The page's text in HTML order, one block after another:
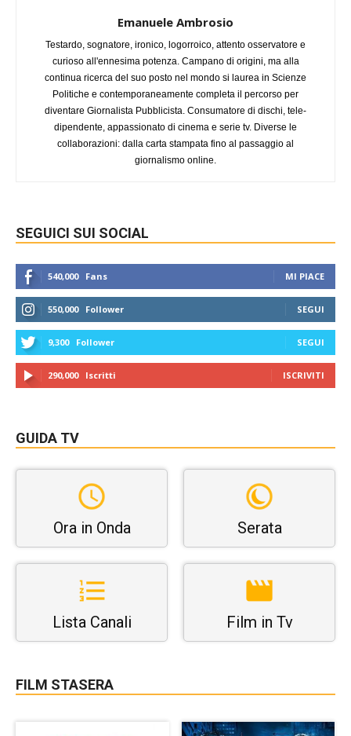
Emanuele Ambrosio
Testardo, sognatore, ironico, logorroico, attento osservatore e
curioso all'ennesima potenza. Campano di origini, ma alla
continua ricerca del suo posto nel mondo si laurea in Scienze
Politiche e contemporaneamente completa il percorso per
diventare Giornalista Pubblicista. Consumatore di dischi, tele-
dipendente, appassionato di cinema e serie tv. Diverse le
collaborazioni: dalla carta stampata fino al passaggio al
giornalismo online.
SEGUICI SUI SOCIAL
540,000 Fans MI PIACE
550,000 Follower SEGUI
9,300 Follower SEGUI
290,000 Iscritti ISCRIVITI
GUIDA TV
Ora in Onda Serata
Lista Canali Film in Tv
FILM STASERA